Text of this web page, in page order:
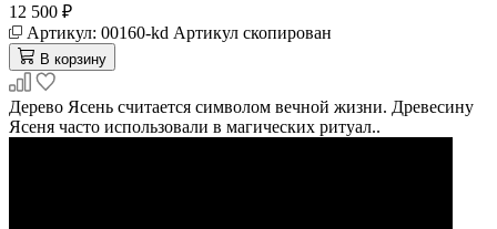
12 500 ₽
Артикул: 00160-kd Артикул скопирован
В корзину
Дерево Ясень считается символом вечной жизни. Древесину
Ясеня часто использовали в магических ритуал..